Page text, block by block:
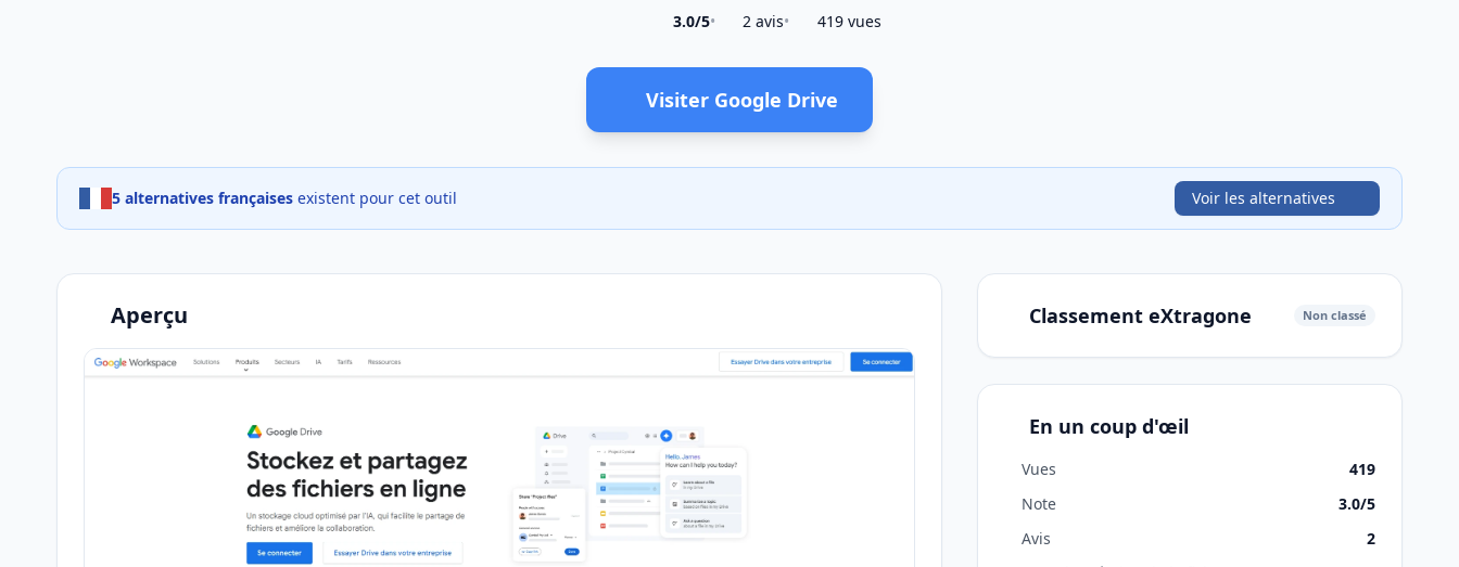
3.0/5• 2 avis• 419 vues
Visiter Google Drive
5 alternatives françaises existent pour cet outil Voir les alternatives
Aperçu Classement eXtragone Non classé
En un coup d'œil
Vues
419
Note
3.0/5
Avis
2